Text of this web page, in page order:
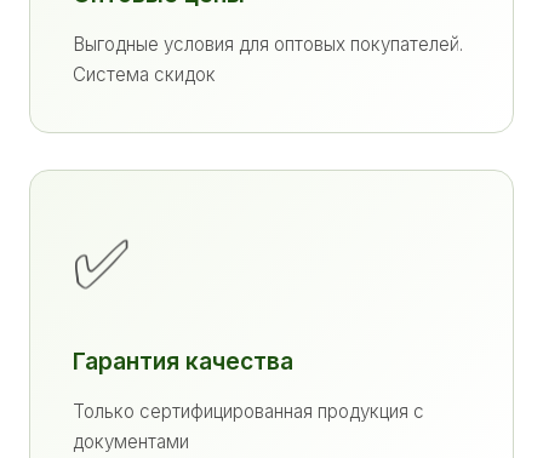
Выгодные условия для оптовых покупателей.
Система скидок
✅
Гарантия качества
Только сертифицированная продукция с
документами